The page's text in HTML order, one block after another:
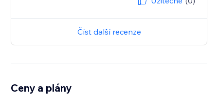
Číst další recenze
Ceny a plány